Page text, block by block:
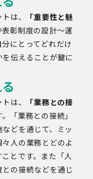
は、
「重要性と魅
彰制度の設計〜運
にとってどれだけ
伝えることが鍵に
は、
「業務との接
。「業務との接続」
どを通じて、ミッ
人の業務とどのよ
とです。また「人
の接続などを通じ